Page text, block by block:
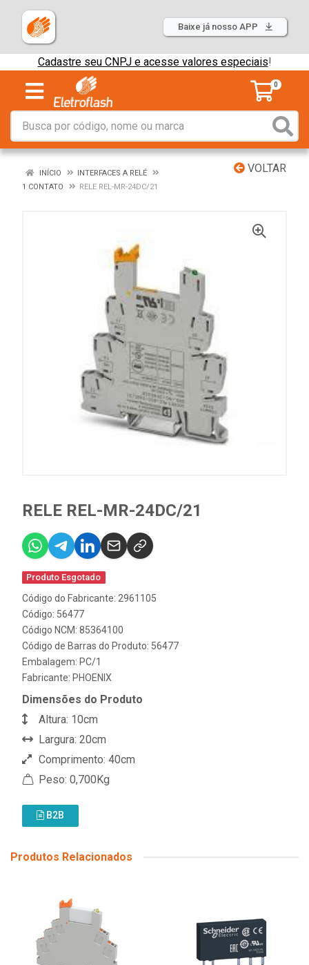
Baixe já nosso APP
Cadastre seu CNPJ e acesse valores especiais!
0
VOLTAR
INÍCIO
INTERFACES A RELÉ
1 CONTATO
RELE REL-MR-24DC/21
RELE REL-MR-24DC/21
Produto Esgotado
Código do Fabricante: 2961105
Código: 56477
Código NCM: 85364100
Código de Barras do Produto: 56477
Embalagem: PC/1
Fabricante: PHOENIX
Dimensões do Produto
Altura: 10cm
Largura: 20cm
Comprimento: 40cm
Peso: 0,700Kg
B2B
Produtos Relacionados